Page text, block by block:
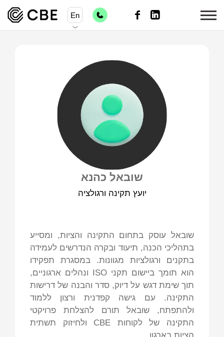
En
שובאל כהנא
יועץ תקינה ורגולציה
שובאל עוסק בתחום התקינה והציות, ומסייע
בתהליכי הכנה, תיעוד ובקרה הנדרשים לעמידה
בתקנים ורגולציות מגוונות. במסגרת תפקידו
הוא תומך ביישום תקני ISO ונהלים ארגוניים,
תוך שימת דגש על דיוק, סדר והבנה של דרישות
התקינה. עם גישה קפדנית ורצון ללמוד
ולהתפתח, שובאל תורם להצלחת פרויקטי
התקינה של לקוחות CBE ולחיזוק תשתית